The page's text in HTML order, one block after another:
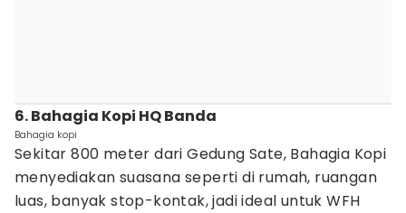
6. Bahagia Kopi HQ Banda
Bahagia kopi
Sekitar 800 meter dari Gedung Sate, Bahagia Kopi
menyediakan suasana seperti di rumah, ruangan
luas, banyak stop-kontak, jadi ideal untuk WFH